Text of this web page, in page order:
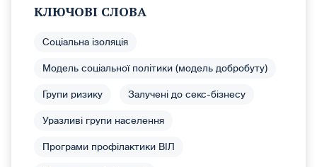
КЛЮЧОВІ СЛОВА
Соціальна ізоляція
Модель соціальної політики (модель добробуту)
Групи ризику Залучені до секс-бізнесу
Уразливі групи населення
Програми профілактики ВІЛ